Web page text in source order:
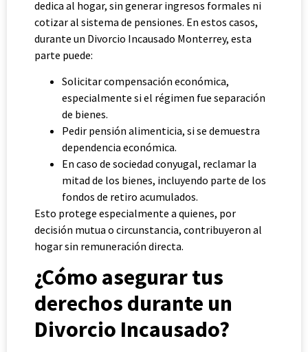
dedica al hogar, sin generar ingresos formales ni
cotizar al sistema de pensiones. En estos casos,
durante un Divorcio Incausado Monterrey, esta
parte puede:
Solicitar compensación económica,
especialmente si el régimen fue separación
de bienes.
Pedir pensión alimenticia, si se demuestra
dependencia económica.
En caso de sociedad conyugal, reclamar la
mitad de los bienes, incluyendo parte de los
fondos de retiro acumulados.
Esto protege especialmente a quienes, por
decisión mutua o circunstancia, contribuyeron al
hogar sin remuneración directa.
¿Cómo asegurar tus
derechos durante un
Divorcio Incausado?